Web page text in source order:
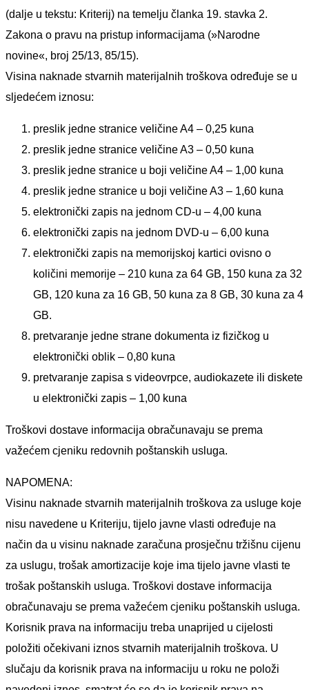
(dalje u tekstu: Kriterij) na temelju članka 19. stavka 2.
Zakona o pravu na pristup informacijama (»Narodne
novine«, broj 25/13, 85/15).
Visina naknade stvarnih materijalnih troškova određuje se u
sljedećem iznosu:
preslik jedne stranice veličine A4 – 0,25 kuna
preslik jedne stranice veličine A3 – 0,50 kuna
preslik jedne stranice u boji veličine A4 – 1,00 kuna
preslik jedne stranice u boji veličine A3 – 1,60 kuna
elektronički zapis na jednom CD-u – 4,00 kuna
elektronički zapis na jednom DVD-u – 6,00 kuna
elektronički zapis na memorijskoj kartici ovisno o
količini memorije – 210 kuna za 64 GB, 150 kuna za 32
GB, 120 kuna za 16 GB, 50 kuna za 8 GB, 30 kuna za 4
GB.
pretvaranje jedne strane dokumenta iz fizičkog u
elektronički oblik – 0,80 kuna
pretvaranje zapisa s videovrpce, audiokazete ili diskete
u elektronički zapis – 1,00 kuna
Troškovi dostave informacija obračunavaju se prema
važećem cjeniku redovnih poštanskih usluga.
NAPOMENA:
Visinu naknade stvarnih materijalnih troškova za usluge koje
nisu navedene u Kriteriju, tijelo javne vlasti određuje na
način da u visinu naknade zaračuna prosječnu tržišnu cijenu
za uslugu, trošak amortizacije koje ima tijelo javne vlasti te
trošak poštanskih usluga. Troškovi dostave informacija
obračunavaju se prema važećem cjeniku poštanskih usluga.
Korisnik prava na informaciju treba unaprijed u cijelosti
položiti očekivani iznos stvarnih materijalnih troškova. U
slučaju da korisnik prava na informaciju u roku ne položi